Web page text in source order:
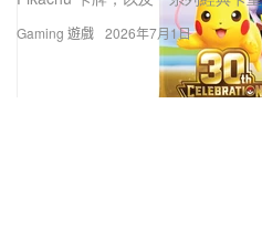
Gaming 遊戲 2026年7月1日